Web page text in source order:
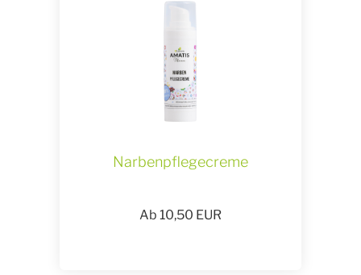
Narbenpflegecreme
Ab 10,50 EUR